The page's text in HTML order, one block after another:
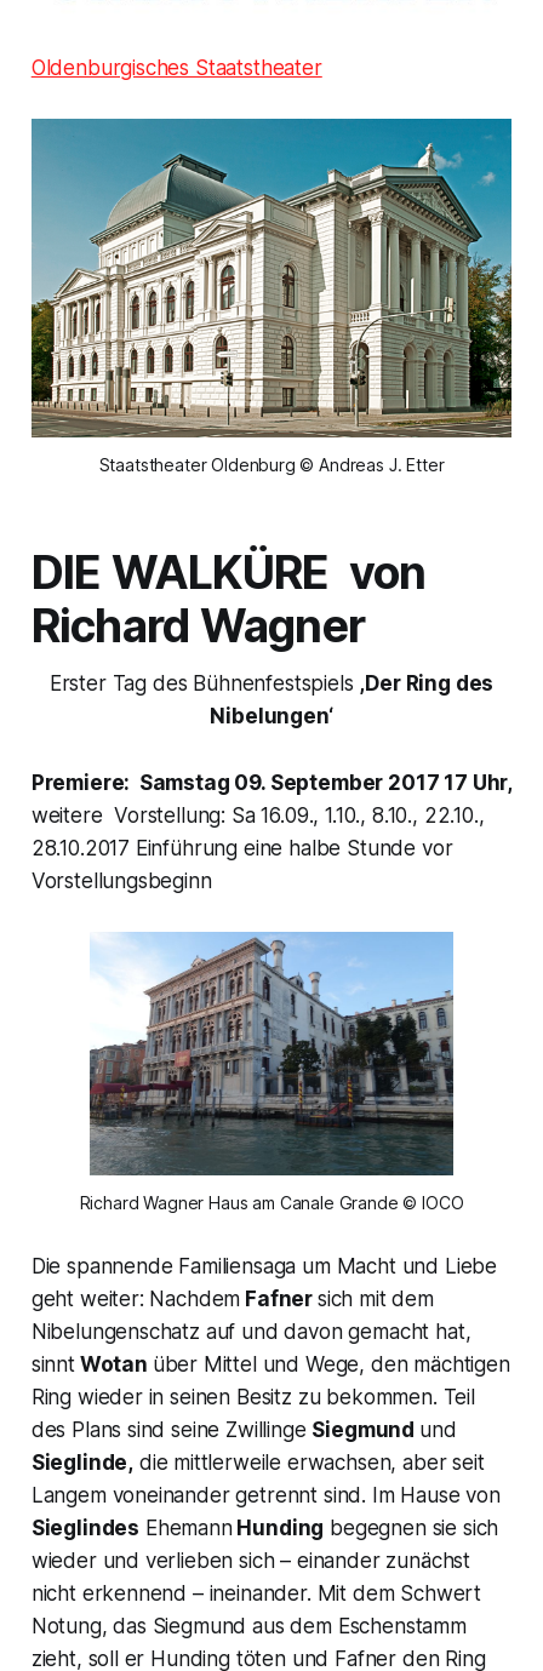
Oldenburgisches Staatstheater
Staatstheater Oldenburg © Andreas J. Etter
DIE WALKÜRE von
Richard Wagner
Erster Tag des Bühnenfestspiels ,Der Ring des
Nibelungen‘
Premiere: Samstag 09. September 2017 17 Uhr,
weitere Vorstellung: Sa 16.09., 1.10., 8.10., 22.10.,
28.10.2017 Einführung eine halbe Stunde vor
Vorstellungsbeginn
Richard Wagner Haus am Canale Grande © IOCO
Die spannende Familiensaga um Macht und Liebe
geht weiter: Nachdem Fafner sich mit dem
Nibelungenschatz auf und davon gemacht hat,
sinntWotan über Mittel und Wege, den mächtigen
Ring wieder in seinen Besitz zu bekommen. Teil
des Plans sind seine Zwillinge Siegmund und
Sieglinde, die mittlerweile erwachsen, aber seit
Langem voneinander getrennt sind. Im Hause von
Sieglindes EhemannHunding begegnen sie sich
wieder und verlieben sich – einander zunächst
nicht erkennend – ineinander. Mit dem Schwert
Notung, das Siegmund aus dem Eschenstamm
zieht, soll er Hunding töten und Fafner den Ring